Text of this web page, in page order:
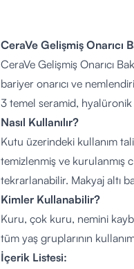
CeraVe Gelişmiş Onarıcı
CeraVe Gelişmiş Onarıcı
bariyer onarıcı ve
3 temel seramid, hyalüronik
Nasıl Kullanılır?
Kutu üzerindeki kullanım
temizlenmiş ve kurulanmış
tekrarlanabilir. Makyaj altı
Kimler Kullanabilir?
Kuru, çok kuru, nemini
tüm yaş gruplarının
İçerik Listesi: